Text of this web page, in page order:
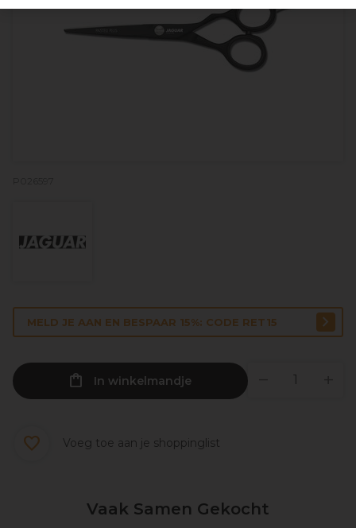
MELD JE AAN EN BESPAAR 15%: CODE RET15
In winkelmandje
Voeg toe aan je shoppinglist
Vaak Samen Gekocht